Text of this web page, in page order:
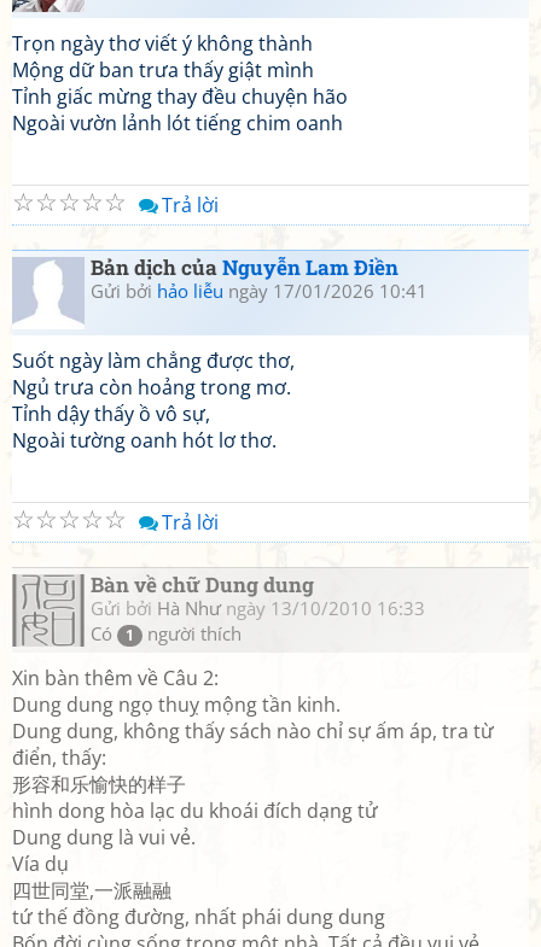
Trọn ngày thơ viết ý không thành
Mộng dữ ban trưa thấy giật mình
Tỉnh giấc mừng thay đều chuyện hão
Ngoài vườn lảnh lót tiếng chim oanh
☆
☆
☆
☆
☆ Trả lời
Bản dịch củaNguyễn Lam Điền
Gửi bởi hảo liễu ngày 17/01/2026 10:41
Suốt ngày làm chẳng được thơ,
Ngủ trưa còn hoảng trong mơ.
Tỉnh dậy thấy ồ vô sự,
Ngoài tường oanh hót lơ thơ.
☆
☆
☆
☆
☆ Trả lời
Bàn về chữ Dung dung
Gửi bởi Hà Nhưngày 13/10/2010 16:33
Có
1 người thích
Xin bàn thêm về Câu 2:
Dung dung ngọ thuỵ mộng tần kinh.
Dung dung, không thấy sách nào chỉ sự ấm áp, tra từ
điển, thấy:
形容和乐愉快的样子
hình dong hòa lạc du khoái đích dạng tử
Dung dung là vui vẻ.
Vía dụ
四世同堂,一派融融
tứ thế đồng đường, nhất phái dung dung